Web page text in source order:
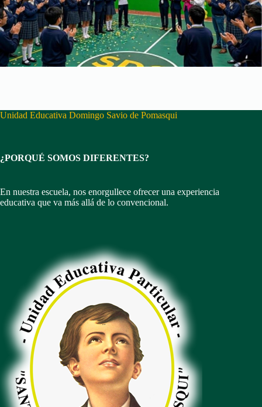
Unidad Educativa Domingo Savio de Pomasqui
¿PORQUÉ SOMOS DIFERENTES?
En nuestra escuela, nos enorgullece ofrecer una experiencia
educativa que va más allá de lo convencional.